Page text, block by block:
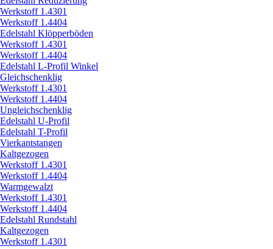
Werkstoff 1.4301
Werkstoff 1.4404
Edelstahl Klöpperböden
Werkstoff 1.4301
Werkstoff 1.4404
Edelstahl L-Profil Winkel
Gleichschenklig
Werkstoff 1.4301
Werkstoff 1.4404
Ungleichschenklig
Edelstahl U-Profil
Edelstahl T-Profil
Vierkantstangen
Kaltgezogen
Werkstoff 1.4301
Werkstoff 1.4404
Warmgewalzt
Werkstoff 1.4301
Werkstoff 1.4404
Edelstahl Rundstahl
Kaltgezogen
Werkstoff 1.4301